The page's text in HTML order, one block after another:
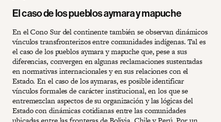
El caso de los pueblos aymara y mapuche
En el Cono Sur del continente también se observan dinámicos
vínculos transfronterizos entre comunidades indígenas. Tal es
el caso de los pueblos aymara y mapuche que, pese a sus
diferencias, convergen en algunas reclamaciones sustentadas
en normativas internacionales y en sus relaciones con el
Estado. En el caso de los aymaras, es posible identificar
vínculos formales de carácter institucional, en los que se
entremezclan aspectos de su organización y las lógicas del
Estado con dinámicas cotidianas entre las comunidades